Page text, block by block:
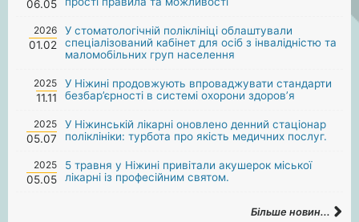
06.05
2026
01.02
У стоматологічній поліклініці облаштували
спеціалізований кабінет для осіб з інвалідністю та
маломобільних груп населення
2025
11.11
У Ніжині продовжують впроваджувати стандарти
безбар’єрності в системі охорони здоров’я
2025
05.07
У Ніжинській лікарні оновлено денний стаціонар
поліклініки: турбота про якість медичних послуг.
2025
05.05
5 травня у Ніжині привітали акушерок міської
лікарні із професійним святом.
Більше новин...